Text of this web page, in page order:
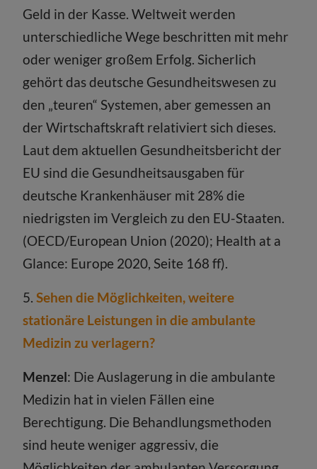
Geld in der Kasse. Weltweit werden
unterschiedliche Wege beschritten mit mehr
oder weniger großem Erfolg. Sicherlich
gehört das deutsche Gesundheitswesen zu
den „teuren“ Systemen, aber gemessen an
der Wirtschaftskraft relativiert sich dieses.
Laut dem aktuellen Gesundheitsbericht der
EU sind die Gesundheitsausgaben für
deutsche Krankenhäuser mit 28% die
niedrigsten im Vergleich zu den EU-Staaten.
(OECD/European Union (2020); Health at a
Glance: Europe 2020, Seite 168 ff).
5.Sehen die Möglichkeiten, weitere
stationäre Leistungen in die ambulante
Medizin zu verlagern?
Menzel: Die Auslagerung in die ambulante
Medizin hat in vielen Fällen eine
Berechtigung. Die Behandlungsmethoden
sind heute weniger aggressiv, die